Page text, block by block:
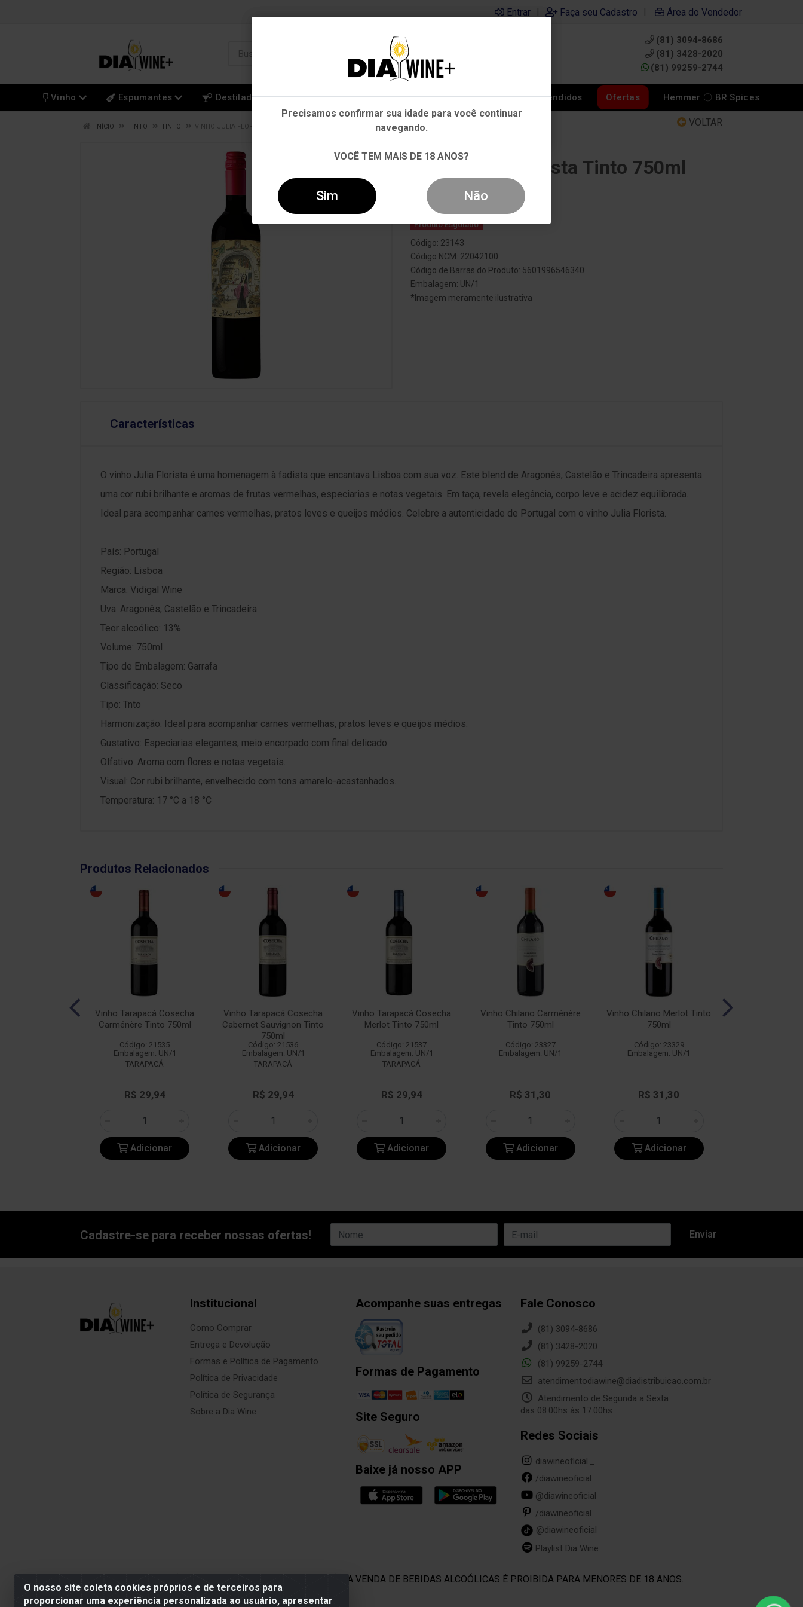
Entrar | Faça seu Cadastro | Área do Vendedor
(81) 3094-8686
(81) 3428-2020
(81) 99259-2744
Vinho Espumantes Destilados Cervejas Kits Departamentos Mais Vendidos Ofertas Hemmer 〇 BR Spices
VOLTAR
INÍCIO TINTO TINTO VINHO JULIA FLORISTA TINTO 750ML
Vinho Julia Florista Tinto 750ml
Produto Esgotado
Código: 23143
Código NCM: 22042100
Código de Barras do Produto: 5601996546340
Embalagem: UN/1
*Imagem meramente ilustrativa
Características
O vinho Julia Florista é uma homenagem à fadista que encantava Lisboa com sua voz. Este blend de Aragonês, Castelão e Trincadeira apresenta
uma cor rubi brilhante e aromas de frutas vermelhas, especiarias e notas vegetais. Em taça, revela elegância, corpo leve e acidez equilibrada.
Ideal para acompanhar carnes vermelhas, pratos leves e queijos médios. Celebre a autenticidade de Portugal com o vinho Julia Florista.
País: Portugal
Região: Lisboa
Marca: Vidigal Wine
Uva: Aragonês, Castelão e Trincadeira
Teor alcoólico: 13%
Volume: 750ml
Tipo de Embalagem: Garrafa
Classificação: Seco
Tipo: Tnto
Harmonização: Ideal para acompanhar carnes vermelhas, pratos leves e queijos médios.
Gustativo: Especiarias elegantes, meio encorpado com final delicado.
Olfativo: Aroma com flores e notas vegetais.
Visual: Cor rubi brilhante, envelhecido com tons amarelo-acastanhados.
Temperatura: 17 °C a 18 °C
Produtos Relacionados
Vinho Tarapacá Cosecha
Carménère Tinto 750ml
Código: 21535
Embalagem: UN/1
TARAPACÁ
R$ 29,94
Adicionar
Vinho Tarapacá Cosecha
Cabernet Sauvignon Tinto
750ml
Código: 21536
Embalagem: UN/1
TARAPACÁ
R$ 29,94
Adicionar
Vinho Tarapacá Cosecha
Merlot Tinto 750ml
Código: 21537
Embalagem: UN/1
TARAPACÁ
R$ 29,94
Adicionar
Vinho Chilano Carménère
Tinto 750ml
Código: 23327
Embalagem: UN/1
R$ 31,30
Adicionar
Vinho Chilano Merlot Tinto
750ml
Código: 23329
Embalagem: UN/1
R$ 31,30
Adicionar
O nosso site coleta cookies próprios e de terceiros para
proporcionar uma experiência personalizada ao usuário, apresentar
Cadastre-se para receber nossas ofertas!
Institucional
Como Comprar
Entrega e Devolução
Formas e Política de Pagamento
Política de Privacidade
Política de Segurança
Sobre a Dia Wine
Acompanhe suas entregas
Formas de Pagamento
Site Seguro
Baixe já nosso APP
Fale Conosco
(81) 3094-8686
(81) 3428-2020
(81) 99259-2744
atendimentodiawine@diadistribuicao.com.br
Atendimento de Segunda a Sexta
das 08:00hs às 17:00hs
Redes Sociais
diawineoficial._
/diawineoficial
@diawineoficial
/diawineoficial
@diawineoficial
Playlist Dia Wine
SE BEBER, NÃO DIRIJA. APRECIE COM MODERAÇÃO. A VENDA DE BEBIDAS ALCOÓLICAS É PROIBIDA PARA MENORES DE 18 ANOS.
Em que Estado você está?
Pernambuco
Outros Estados
Precisamos confirmar sua idade para você continuar
navegando.
VOCÊ TEM MAIS DE 18 ANOS?
Sim Não